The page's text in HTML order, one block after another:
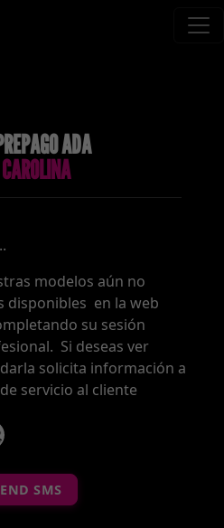
ADA
CAROLINA
modelos aún no
disponibles en la web
su sesión
Si deseas ver
solicita información a
servicio al cliente
La Celestina
SMS